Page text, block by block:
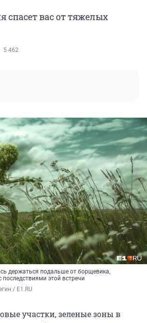
спасет вас от тяжелых
5 462
держаться подальше от борщевика,
последствиями этой встречи
/ E1.RU
участки, зеленые зоны в